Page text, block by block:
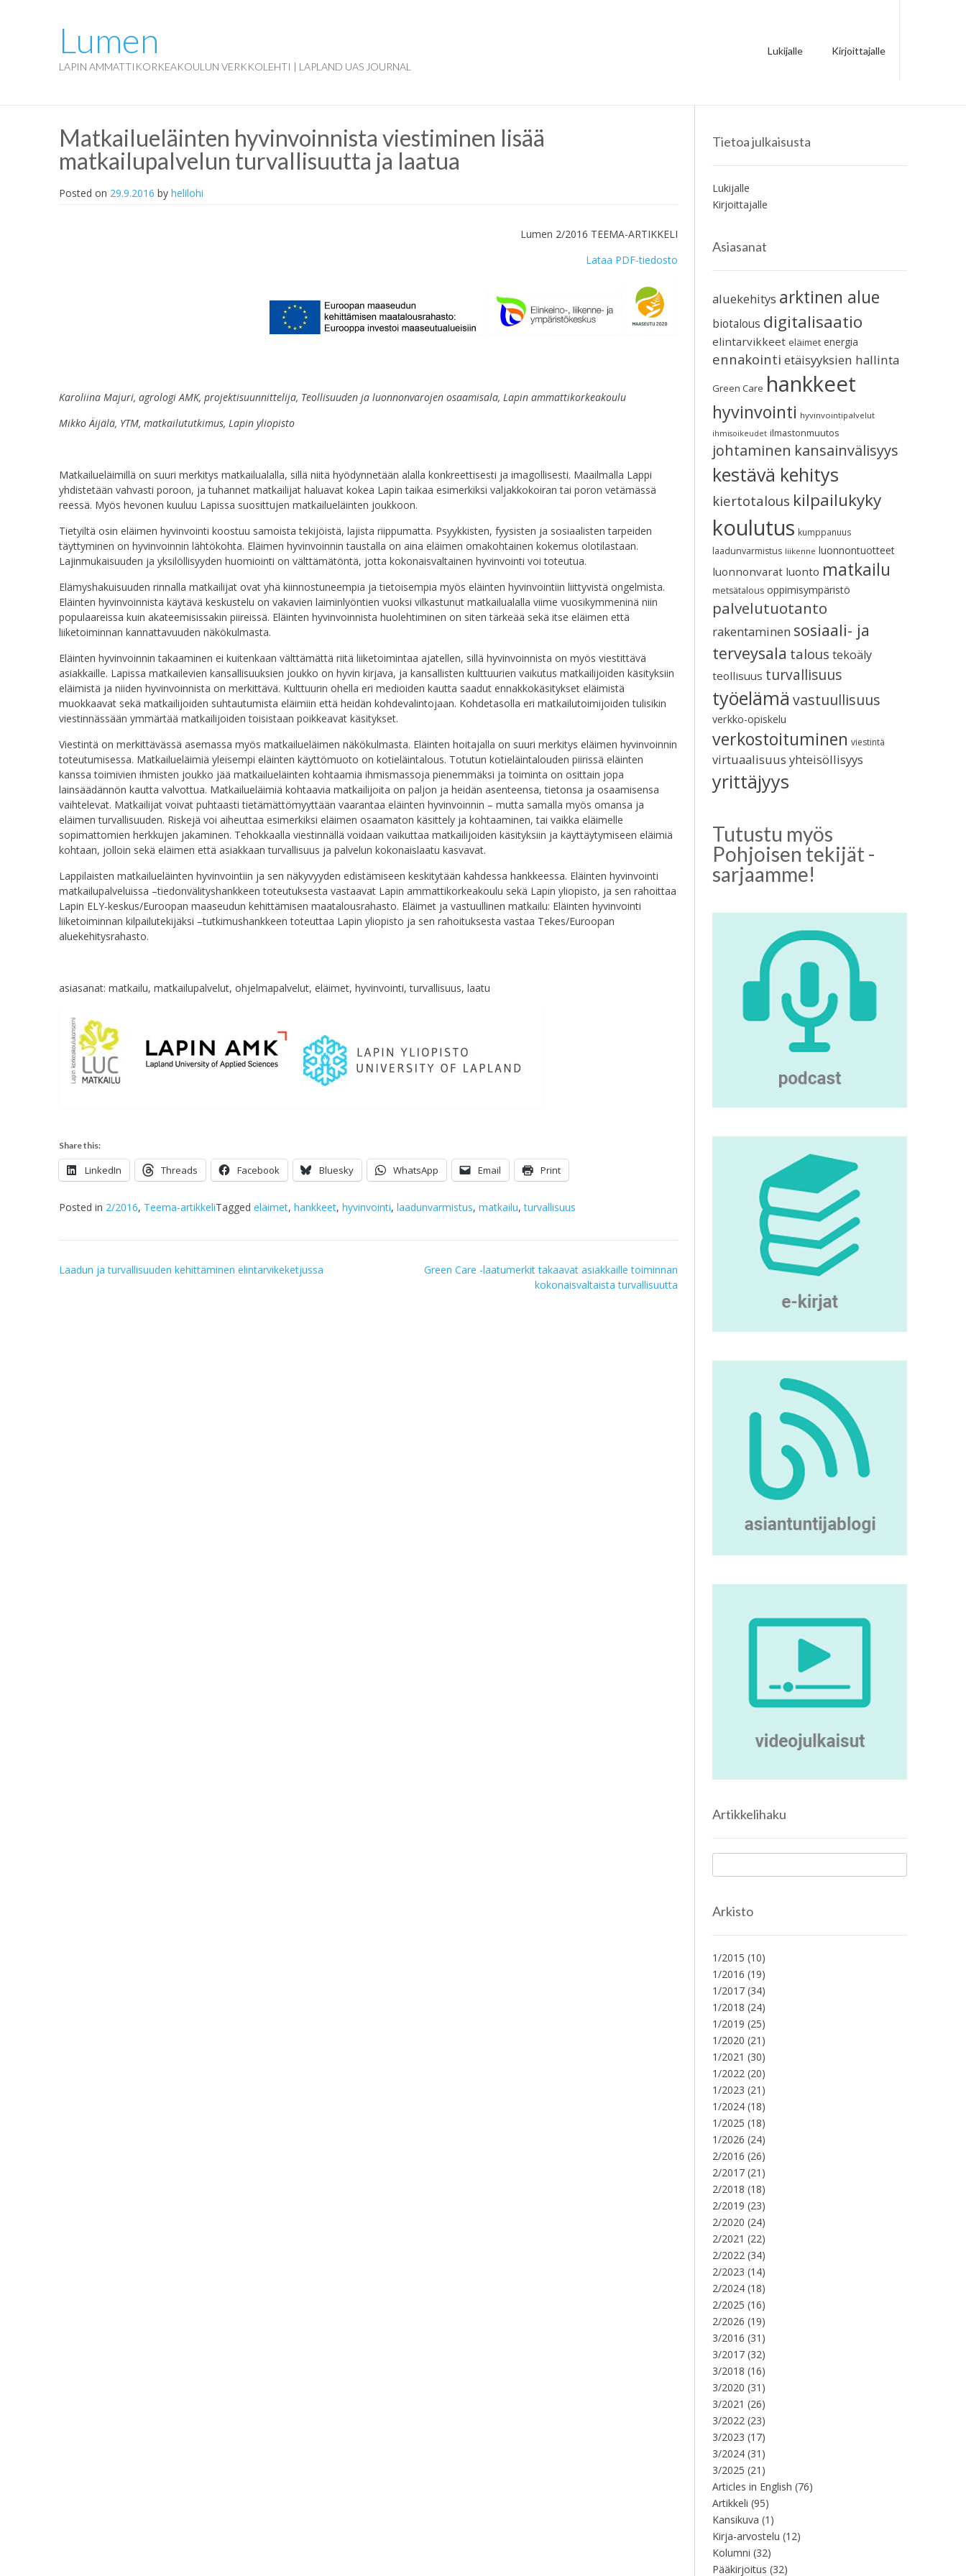
Lumen
LAPIN AMMATTIKORKEAKOULUN VERKKOLEHTI | LAPLAND UAS JOURNAL
Lukijalle Kirjoittajalle
Matkailueläinten hyvinvoinnista viestiminen lisää
matkailupalvelun turvallisuutta ja laatua
Posted on 29.9.2016 by helilohi
Lumen 2/2016 TEEMA-ARTIKKELI
Lataa PDF-tiedosto
Karoliina Majuri, agrologi AMK, projektisuunnittelija, Teollisuuden ja luonnonvarojen osaamisala, Lapin ammattikorkeakoulu
Mikko Äijälä, YTM, matkailututkimus, Lapin yliopisto
Matkailueläimillä on suuri merkitys matkailualalla, sillä niitä hyödynnetään alalla konkreettisesti ja imagollisesti. Maailmalla Lappi
yhdistetään vahvasti poroon, ja tuhannet matkailijat haluavat kokea Lapin taikaa esimerkiksi valjakkokoiran tai poron vetämässä
reessä. Myös hevonen kuuluu Lapissa suosittujen matkailueläinten joukkoon.
Tietyiltä osin eläimen hyvinvointi koostuu samoista tekijöistä, lajista riippumatta. Psyykkisten, fyysisten ja sosiaalisten tarpeiden
täyttyminen on hyvinvoinnin lähtökohta. Eläimen hyvinvoinnin taustalla on aina eläimen omakohtainen kokemus olotilastaan.
Lajinmukaisuuden ja yksilöllisyyden huomiointi on välttämätöntä, jotta kokonaisvaltainen hyvinvointi voi toteutua.
Elämyshakuisuuden rinnalla matkailijat ovat yhä kiinnostuneempia ja tietoisempia myös eläinten hyvinvointiin liittyvistä ongelmista.
Eläinten hyvinvoinnista käytävä keskustelu on vakavien laiminlyöntien vuoksi vilkastunut matkailualalla viime vuosikymmeninä niin
populaareissa kuin akateemisissakin piireissä. Eläinten hyvinvoinnista huolehtiminen on siten tärkeää sekä itse eläimen että
liiketoiminnan kannattavuuden näkökulmasta.
Eläinten hyvinvoinnin takaaminen ei kuitenkaan välttämättä riitä liiketoimintaa ajatellen, sillä hyvinvoinnista on myös viestittävä
asiakkaille. Lapissa matkailevien kansallisuuksien joukko on hyvin kirjava, ja kansallisten kulttuurien vaikutus matkailijoiden käsityksiin
eläimistä ja niiden hyvinvoinnista on merkittävä. Kulttuurin ohella eri medioiden kautta saadut ennakkokäsitykset eläimistä
muokkaavat sekä matkailijoiden suhtautumista eläimiin että heidän kohdevalintojaan. Kohdetasolla eri matkailutoimijoiden tulisikin
viestinnässään ymmärtää matkailijoiden toisistaan poikkeavat käsitykset.
Viestintä on merkittävässä asemassa myös matkailueläimen näkökulmasta. Eläinten hoitajalla on suuri merkitys eläimen hyvinvoinnin
toteutumisessa. Matkailueläimiä yleisempi eläinten käyttömuoto on kotieläintalous. Totutun kotieläintalouden piirissä eläinten
kanssa toimivien ihmisten joukko jää matkailueläinten kohtaamia ihmismassoja pienemmäksi ja toiminta on osittain jopa
lainsäädännön kautta valvottua. Matkailueläimiä kohtaavia matkailijoita on paljon ja heidän asenteensa, tietonsa ja osaamisensa
vaihtelevat. Matkailijat voivat puhtaasti tietämättömyyttään vaarantaa eläinten hyvinvoinnin – mutta samalla myös omansa ja
eläimen turvallisuuden. Riskejä voi aiheuttaa esimerkiksi eläimen osaamaton käsittely ja kohtaaminen, tai vaikka eläimelle
sopimattomien herkkujen jakaminen. Tehokkaalla viestinnällä voidaan vaikuttaa matkailijoiden käsityksiin ja käyttäytymiseen eläimiä
kohtaan, jolloin sekä eläimen että asiakkaan turvallisuus ja palvelun kokonaislaatu kasvavat.
Lappilaisten matkailueläinten hyvinvointiin ja sen näkyvyyden edistämiseen keskitytään kahdessa hankkeessa. Eläinten hyvinvointi
matkailupalveluissa –tiedonvälityshankkeen toteutuksesta vastaavat Lapin ammattikorkeakoulu sekä Lapin yliopisto, ja sen rahoittaa
Lapin ELY-keskus/Euroopan maaseudun kehittämisen maatalousrahasto. Eläimet ja vastuullinen matkailu: Eläinten hyvinvointi
liiketoiminnan kilpailutekijäksi –tutkimushankkeen toteuttaa Lapin yliopisto ja sen rahoituksesta vastaa Tekes/Euroopan
aluekehitysrahasto.
asiasanat: matkailu, matkailupalvelut, ohjelmapalvelut, eläimet, hyvinvointi, turvallisuus, laatu
Share this:
LinkedIn Threads Facebook Bluesky WhatsApp Email Print
Posted in 2/2016, Teema-artikkeliTagged eläimet, hankkeet, hyvinvointi, laadunvarmistus, matkailu,turvallisuus
Post
Laadun ja turvallisuuden kehittäminen elintarvikeketjussa
Green Care -laatumerkit takaavat asiakkaille toiminnan
kokonaisvaltaista turvallisuutta
Tietoa julkaisusta
Lukijalle
Kirjoittajalle
Asiasanat
aluekehitys arktinen alue
biotalous digitalisaatio
elintarvikkeet eläimet energia
ennakointi etäisyyksien hallinta
Green Care hankkeet
hyvinvointi hyvinvointipalvelut
ihmisoikeudet ilmastonmuutos
johtaminen kansainvälisyys
kestävä kehitys
kiertotalous kilpailukyky
koulutus kumppanuus
laadunvarmistus liikenne luonnontuotteet
luonnonvarat luonto matkailu
metsätalous oppimisympäristö
palvelutuotanto
rakentaminen sosiaali- ja
terveysala talous tekoäly
teollisuus turvallisuus
työelämä vastuullisuus
verkko-opiskelu
verkostoituminen viestintä
virtuaalisuus yhteisöllisyys
yrittäjyys
Tutustu myös
Pohjoisen tekijät -
sarjaamme!
Artikkelihaku
Arkisto
1/2015 (10)
1/2016 (19)
1/2017(34)
1/2018 (24)
1/2019 (25)
1/2020 (21)
1/2021 (30)
1/2022 (20)
1/2023 (21)
1/2024(18)
1/2025 (18)
1/2026 (24)
2/2016 (26)
2/2017(21)
2/2018 (18)
2/2019 (23)
2/2020 (24)
2/2021 (22)
2/2022 (34)
2/2023 (14)
2/2024(18)
2/2025 (16)
2/2026 (19)
3/2016 (31)
3/2017(32)
3/2018 (16)
3/2020 (31)
3/2021 (26)
3/2022 (23)
3/2023 (17)
3/2024(31)
3/2025 (21)
Articles in English (76)
Artikkeli (95)
Kansikuva (1)
Kirja-arvostelu (12)
Kolumni (32)
Pääkirjoitus (32)